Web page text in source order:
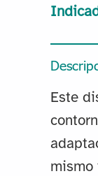
Este
mismo